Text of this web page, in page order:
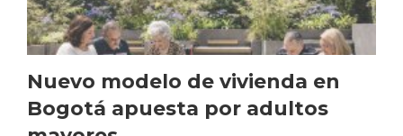
Nuevo modelo de vivienda en
Bogotá apuesta por adultos